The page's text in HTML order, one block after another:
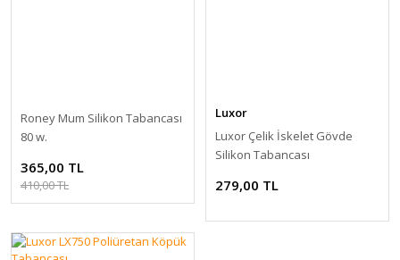
Roney Mum Silikon Tabancası
80 w.
365,00 TL
410,00 TL
Luxor
Luxor Çelik İskelet Gövde
Silikon Tabancası
279,00 TL